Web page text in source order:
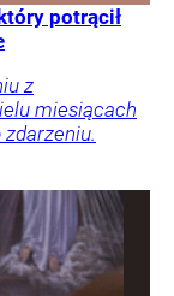
potrącił
z
miesiącach
zdarzeniu.